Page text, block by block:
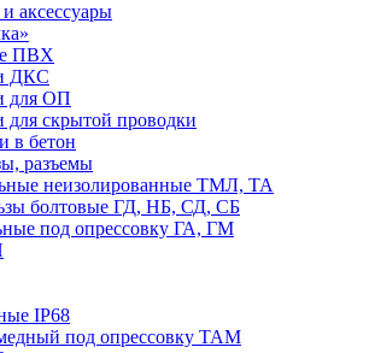
аксессуары
ПВХ
ДКС
для ОП
для скрытой проводки
в бетон
разъемы
неизолированные ТМЛ, ТА
болтовые ГД, НБ, СД, СБ
под опрессовку ГА, ГМ
IP68
под опрессовку ТАМ